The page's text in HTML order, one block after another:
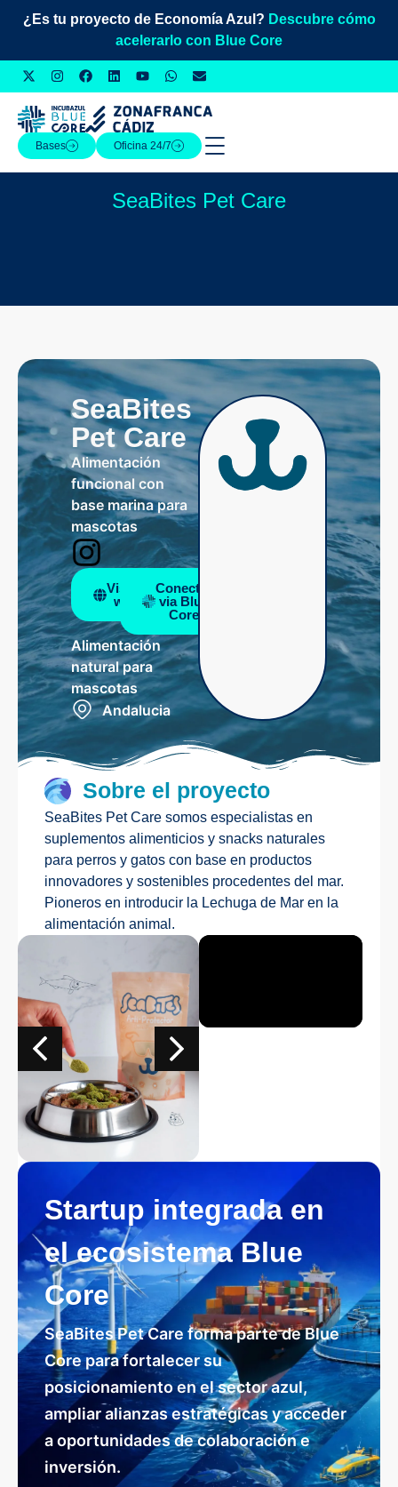
¿Es tu proyecto de Economía Azul? Descubre cómo
acelerarlo con Blue Core
Bases Oficina 24/7
SeaBites Pet Care
SeaBites
Pet Care
Alimentación
funcional con
base marina para
mascotas
Visitar
web
Conectar
via Blue
Core
Alimentación
natural para
mascotas
Andalucia
Sobre el proyecto
SeaBites Pet Care somos especialistas en
suplementos alimenticios y snacks naturales
para perros y gatos con base en productos
innovadores y sostenibles procedentes del mar.
Pioneros en introducir la Lechuga de Mar en la
alimentación animal.
Startup integrada en
el ecosistema Blue
Core
SeaBites Pet Care forma parte de Blue
Core para fortalecer su
posicionamiento en el sector azul,
ampliar alianzas estratégicas y acceder
a oportunidades de colaboración e
inversión.